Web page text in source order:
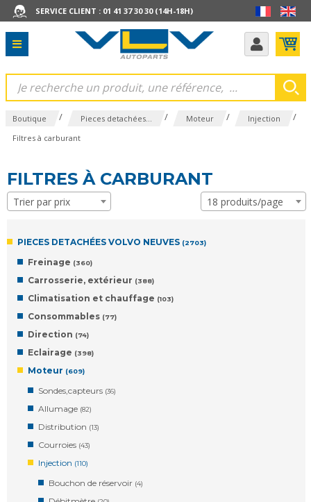
SERVICE CLIENT : 01 41 37 30 30 (14H-18H)
Boutique / Pieces detachées... / Moteur / Injection /
Filtres à carburant
FILTRES À CARBURANT
Trier par prix 18 produits/page
PIECES DETACHÉES VOLVO NEUVES (2703)
Freinage (360)
Carrosserie, extérieur (388)
Climatisation et chauffage (103)
Consommables (77)
Direction (74)
Eclairage (398)
Moteur (609)
Sondes,capteurs (36)
Allumage (82)
Distribution (13)
Courroies (43)
Injection (110)
Bouchon de réservoir (4)